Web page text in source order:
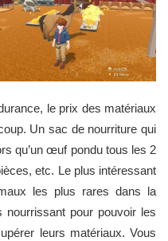
le prix des matériaux
Un sac de nourriture qui
qu’un œuf pondu tous les 2
etc. Le plus intéressant
les plus rares dans la
pour pouvoir les
leurs matériaux. Vous